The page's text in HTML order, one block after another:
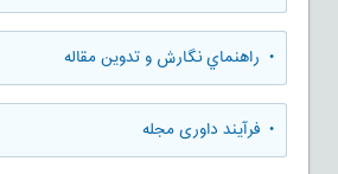
• راهنماي نگارش و تدوين مقاله
• فرآیند داوری مجله